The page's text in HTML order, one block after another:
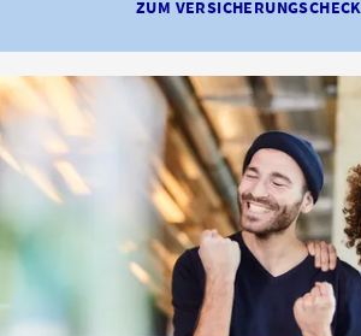
ZUM VERSICHERUNGSCHECK